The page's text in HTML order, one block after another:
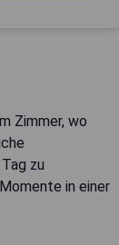
Zimmer, wo
zu
in einer